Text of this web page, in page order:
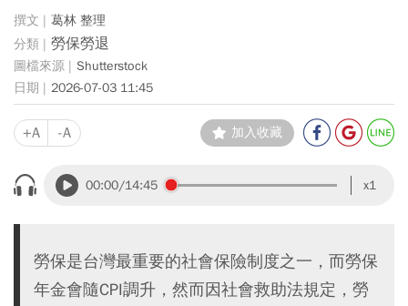
葛林 整理
勞保勞退
Shutterstock
2026-07-03 11:45
+A -A 加入收藏
00:00/14:45 x1
勞保是台灣最重要的社會保險制度之一，而勞保
年金會隨CPI調升，然而因社會救助法規定，勞